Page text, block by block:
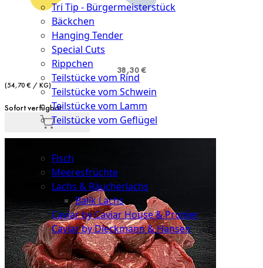
Tri Tip - Bürgermeisterstück
Bäckchen
Hanging Tender
Special Cuts
Rippchen
Teilstücke vom Rind
Teilstücke vom Schwein
Teilstücke vom Lamm
Teilstücke vom Geflügel
Seafood
Fisch
Meeresfrüchte
Lachs & Räucherlachs
Balik Lachs
Caviar by Caviar House & Prunier
Caviar by Dieckmann & Hansen
Probierpakete
38,30 €
(54,70 € / KG)
Sofort verfügbar